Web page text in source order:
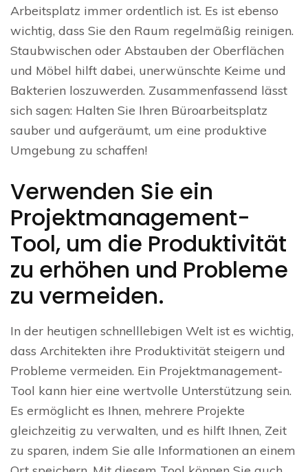
Arbeitsplatz immer ordentlich ist. Es ist ebenso
wichtig, dass Sie den Raum regelmäßig reinigen.
Staubwischen oder Abstauben der Oberflächen
und Möbel hilft dabei, unerwünschte Keime und
Bakterien loszuwerden. Zusammenfassend lässt
sich sagen: Halten Sie Ihren Büroarbeitsplatz
sauber und aufgeräumt, um eine produktive
Umgebung zu schaffen!
Verwenden Sie ein
Projektmanagement-
Tool, um die Produktivität
zu erhöhen und Probleme
zu vermeiden.
In der heutigen schnelllebigen Welt ist es wichtig,
dass Architekten ihre Produktivität steigern und
Probleme vermeiden. Ein Projektmanagement-
Tool kann hier eine wertvolle Unterstützung sein.
Es ermöglicht es Ihnen, mehrere Projekte
gleichzeitig zu verwalten, und es hilft Ihnen, Zeit
zu sparen, indem Sie alle Informationen an einem